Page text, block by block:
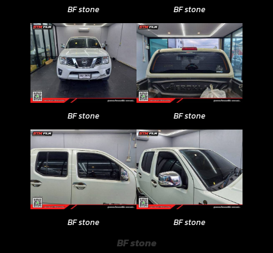
BF stone BF stone
BF stone BF stone
BF stone BF stone
BF stone